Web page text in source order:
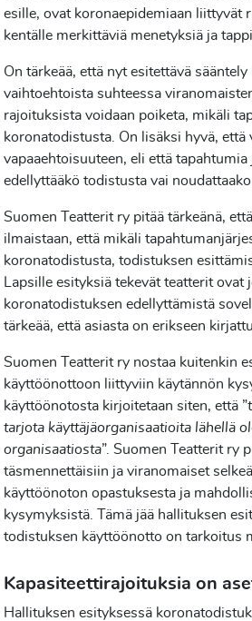
esille, ovat koronaepidemiaan liittyvät
kentälle merkittäviä menetyksiä ja
On tärkeää, että nyt esitettävä
vaihtoehtoista suhteessa
rajoituksista voidaan poiketa, mikäli
koronatodistusta. On lisäksi hyvä,
vapaaehtoisuuteen, eli että
edellyttääkö todistusta vai
Suomen Teatterit ry pitää tärkeänä,
ilmaistaan, että mikäli
koronatodistusta, todistuksen
Lapsille esityksiä tekevät teatterit
koronatodistuksen edellyttämistä
tärkeää, että asiasta on erikseen
Suomen Teatterit ry nostaa kuitenkin
käyttöönottoon liittyviin käytännön
käyttöönotosta kirjoitetaan siten, että ”
tarjota käyttäjäorganisaatioita lähellä
organisaatiosta”. Suomen Teatterit ry
täsmennettäisiin ja viranomaiset
käyttöönoton opastuksesta ja
kysymyksistä. Tämä jää hallituksen
todistuksen käyttöönotto on tarkoitus
Kapasiteettirajoituksia on
Hallituksen esityksessä